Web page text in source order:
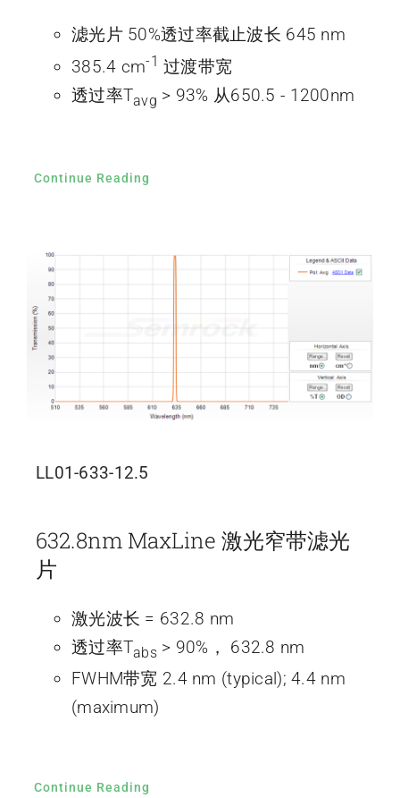
滤光片 50%透过率截止波长 645 nm
385.4 cm-1 过渡带宽
透过率Tavg > 93% 从650.5 - 1200nm
Continue Reading
LL01-633-12.5
632.8nm MaxLine 激光窄带滤光
片
激光波长 = 632.8 nm
透过率Tabs > 90%， 632.8 nm
FWHM带宽 2.4 nm (typical); 4.4 nm
(maximum)
Continue Reading